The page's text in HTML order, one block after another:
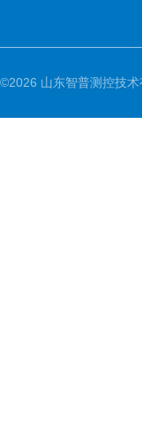
©2026 山东智普测控技术